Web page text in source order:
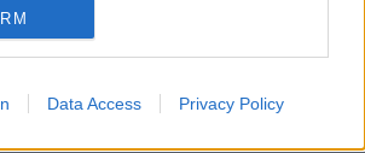
Data Access Privacy Policy
más de los que se emiten actualmente en
el mejor programa que hay en la televisión?